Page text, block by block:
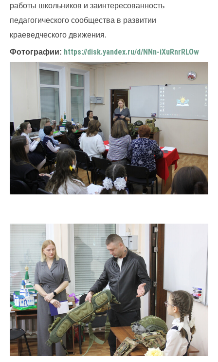
работы школьников и заинтересованность
педагогического сообщества в развитии
краеведческого движения.
Фотографии: https://disk.yandex.ru/d/NNn-iXuRnrRLOw